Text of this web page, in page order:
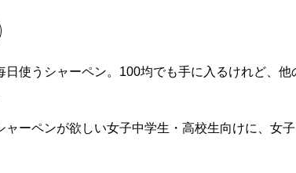
日使うシャーペン。100均でも手に入るけれど、
ャーペンが欲しい女子中学生・高校生向けに、女